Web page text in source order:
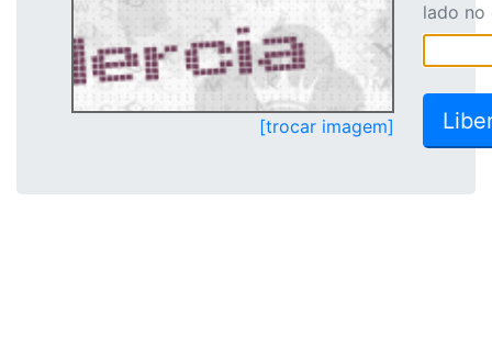
[trocar imagem]
lado no